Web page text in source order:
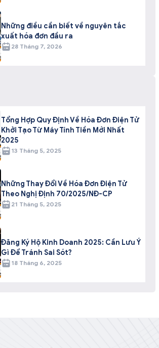
Những điều cần biết về nguyên tắc
xuất hóa đơn đầu ra
28 Tháng 7, 2026
Tổng Hợp Quy Định Về Hóa Đơn Điện Tử
Khởi Tạo Từ Máy Tính Tiền Mới Nhất
2025
13 Tháng 5, 2025
Những Thay Đổi Về Hóa Đơn Điện Tử
Theo Nghị Định 70/2025/NĐ-CP
21 Tháng 5, 2025
Đăng Ký Hộ Kinh Doanh 2025: Cần Lưu Ý
Gì Để Tránh Sai Sót?
18 Tháng 6, 2025